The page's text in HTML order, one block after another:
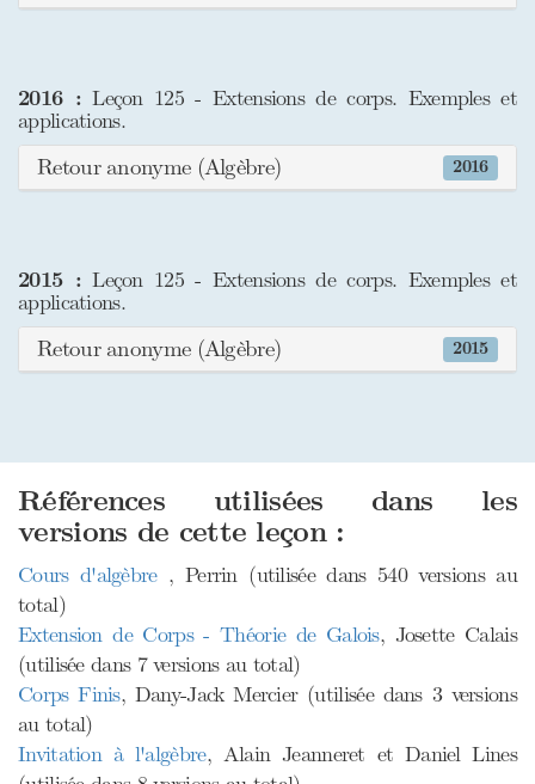
2016 :Leçon 125 - Extensions de corps. Exemples et
applications.
2016
Retour anonyme (Algèbre)
2015 :Leçon 125 - Extensions de corps. Exemples et
applications.
2015
Retour anonyme (Algèbre)
Références utilisées dans les
versions de cette leçon :
Cours d'algèbre , Perrin (utilisée dans 540 versions au
total)
Extension de Corps - Théorie de Galois, Josette Calais
(utilisée dans 7 versions au total)
Corps Finis, Dany-Jack Mercier (utilisée dans 3 versions
au total)
Invitation à l'algèbre, Alain Jeanneret et Daniel Lines